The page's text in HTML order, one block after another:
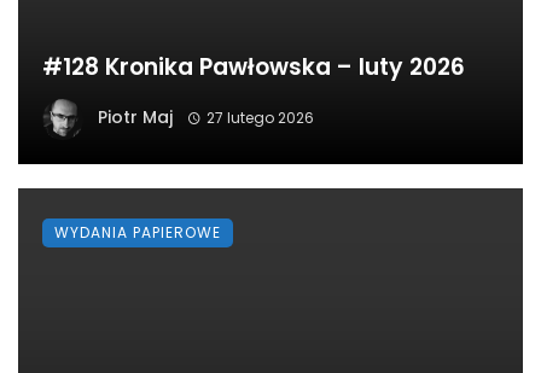
#128 Kronika Pawłowska – luty 2026
Piotr Maj 27 lutego 2026
WYDANIA PAPIEROWE